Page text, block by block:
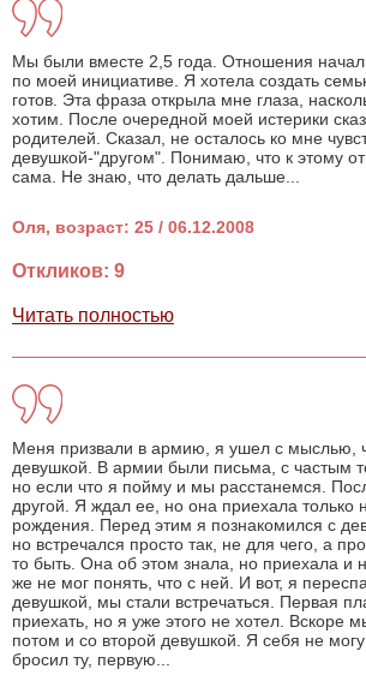
Мы были вместе 2,5 года. Отношения
по моей инициативе. Я хотела создать
готов. Эта фраза открыла мне глаза,
хотим. После очередной моей истерики
родителей. Сказал, не осталось ко мне
девушкой-"другом". Понимаю, что к этому
сама. Не знаю, что делать дальше...
Оля, возраст: 25 / 06.12.2008
Откликов: 9
Читать полностью
Меня призвали в армию, я ушел с мыслью,
девушкой. В армии были письма, с частым
но если что я пойму и мы расстанемся.
другой. Я ждал ее, но она приехала только
рождения. Перед этим я познакомился с
но встречался просто так, не для чего, а
то быть. Она об этом знала, но приехала и
же не мог понять, что с ней. И вот, я
девушкой, мы стали встречаться. Первая
приехать, но я уже этого не хотел. Вскоре
потом и со второй девушкой. Я себя не могу
бросил ту, первую...